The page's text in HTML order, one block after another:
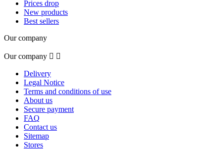
Prices drop
New products
Best sellers
Our company
Our company  
Delivery
Legal Notice
Terms and conditions of use
About us
Secure payment
FAQ
Contact us
Sitemap
Stores